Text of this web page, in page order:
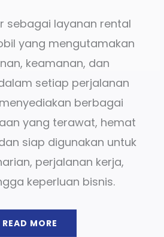
sebagai layanan rental
yang mengutamakan
keamanan, dan
setiap perjalanan
berbagai
yang terawat, hemat
siap digunakan untuk
perjalanan kerja,
keperluan bisnis.
READ MORE